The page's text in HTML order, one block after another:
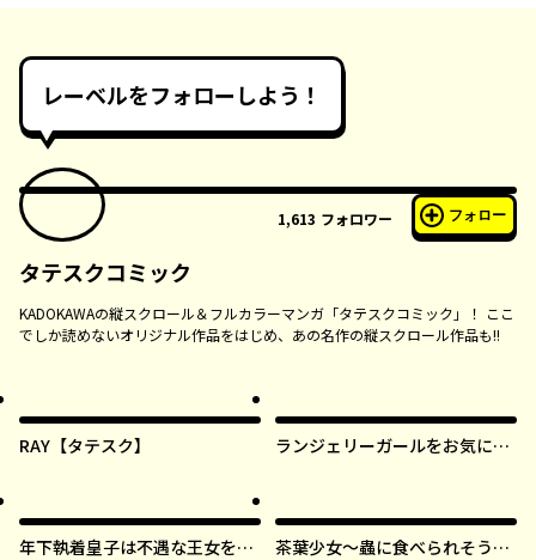
レーベルをフォローしよう！
1,613 フォロワー フォロー
タテスクコミック
KADOKAWAの縦スクロール＆フルカラーマンガ「タテスクコミック」！ ここ
でしか読めないオリジナル作品をはじめ、あの名作の縦スクロール作品も!!
RAY【タテスク】
ランジェリーガールをお気に召
年下執着皇子は不遇な王女を愛
茶葉少女～蟲に食べられそうに